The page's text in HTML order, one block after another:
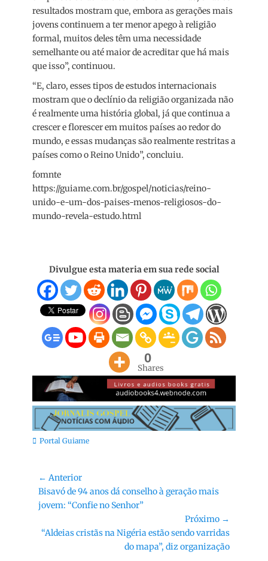
resultados mostram que, embora as gerações mais
jovens continuem a ter menor apego à religião
formal, muitos deles têm uma necessidade
semelhante ou até maior de acreditar que há mais
que isso”, continuou.
“E, claro, esses tipos de estudos internacionais
mostram que o declínio da religião organizada não
é realmente uma história global, já que continua a
crescer e florescer em muitos países ao redor do
mundo, e essas mudanças são realmente restritas a
países como o Reino Unido”, concluiu.
fomnte
https://guiame.com.br/gospel/noticias/reino-
unido-e-um-dos-paises-menos-religiosos-do-
mundo-revela-estudo.html
Divulgue esta materia em sua rede social
0
Shares
Categorias:
Portal Guiame
Navegação
de
Post
← Anterior
Post
anterior:
Bisavó de 94 anos dá conselho à geração mais
jovem: “Confie no Senhor”
Próximo →
Próximo
“Aldeias cristãs na Nigéria estão sendo varridas
do mapa”, diz organização